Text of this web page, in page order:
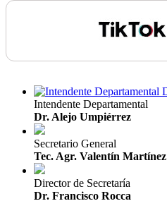
Intendente Departamental
Dr. Alejo Umpiérrez
Secretario General
Tec. Agr. Valentín Martínez
Director de Secretaría
Dr. Francisco Rocca